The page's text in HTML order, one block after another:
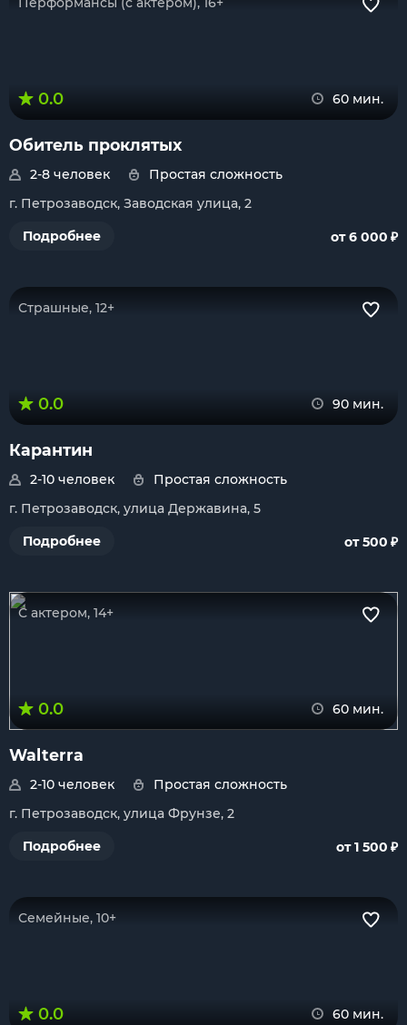
0.0 60 мин.
Обитель проклятых
2-8 человек
Простая сложность
г. Петрозаводск, Заводская улица, 2
Подробнее
от 6 000 ₽
Страшные, 12+
0.0 90 мин.
Карантин
2-10 человек
Простая сложность
г. Петрозаводск, улица Державина, 5
Подробнее
от 500 ₽
С актером, 14+
0.0 60 мин.
Walterra
2-10 человек
Простая сложность
г. Петрозаводск, улица Фрунзе, 2
Подробнее
от 1 500 ₽
Семейные, 10+
0.0 60 мин.